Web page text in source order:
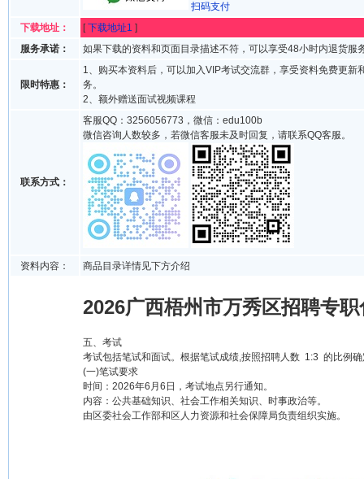
扫码支付
下载地址：
[下载地址1 ]
服务承诺：
如果下载的资料和页面目录描述不符，可以享受48小时内退货服
限时特惠：
1、购买本资料后，可以加入VIP考试交流群，享受资料免费更新
务。
2、额外赠送面试视频课程
联系方式：
客服QQ：3256056773，微信：edu100b
微信咨询人数较多，若微信客服未及时回复，请联系QQ客服。
资料内容： 商品目录详情见下方介绍
2026广西梧州市万秀区招聘专
五、考试
考试包括笔试和面试。根据笔试成绩,按照招聘人数 1:3 的比例
(一)笔试要求
时间：2026年6月6日，考试地点另行通知。
内容：公共基础知识、社会工作相关知识、时事政治等。
由区委社会工作部和区人力资源和社会保障局负责组织实施。